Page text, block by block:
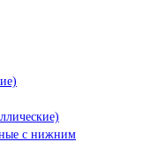
с нижним